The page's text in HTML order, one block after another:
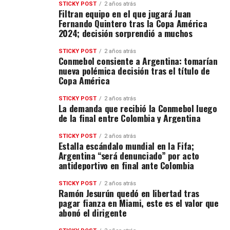
STICKY POST 2 años atrás
Filtran equipo en el que jugará Juan
Fernando Quintero tras la Copa América
2024; decisión sorprendió a muchos
STICKY POST 2 años atrás
Conmebol consiente a Argentina: tomarían
nueva polémica decisión tras el título de
Copa América
STICKY POST 2 años atrás
La demanda que recibió la Conmebol luego
de la final entre Colombia y Argentina
STICKY POST 2 años atrás
Estalla escándalo mundial en la Fifa;
Argentina “será denunciado” por acto
antideportivo en final ante Colombia
STICKY POST 2 años atrás
Ramón Jesurún quedó en libertad tras
pagar fianza en Miami, este es el valor que
abonó el dirigente